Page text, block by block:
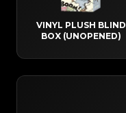
VINYL PLUSH BLIND
BOX (UNOPENED)